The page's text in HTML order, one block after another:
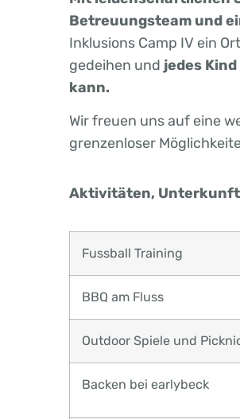
Betreuungsteam und
Inklusions Camp IV ein
gedeihen und jedes
kann.
Wir freuen uns auf eine
grenzenloser
Aktivitäten, Unterkunft
Fussball Training
BBQ am Fluss
Outdoor Spiele und
Backen bei earlybeck